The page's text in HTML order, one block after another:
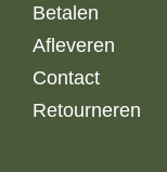
Betalen
Afleveren
Contact
Retourneren